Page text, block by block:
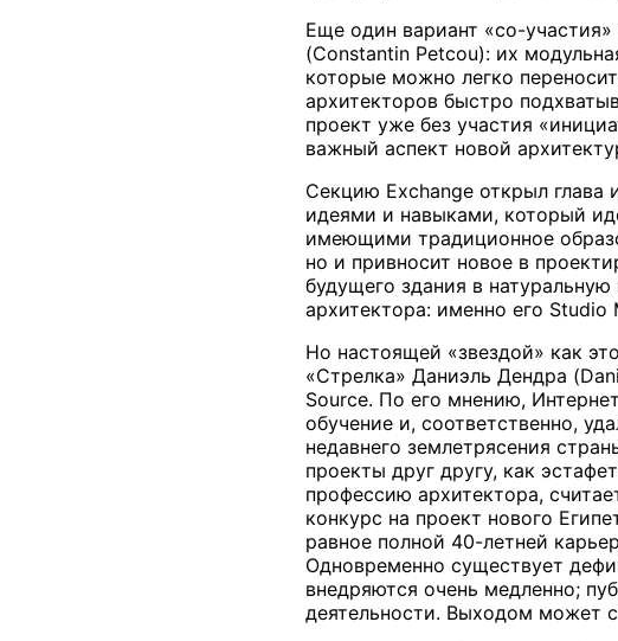
Еще один вариант «со-
(Constantin Petcou): их
которые можно легко
архитекторов быстро
проект уже без участия
важный аспект новой
Секцию Exchange открыл
идеями и навыками, который
имеющими традиционное
но и привносит новое в
будущего здания в
архитектора: именно его
Но настоящей «звездой» как
«Стрелка» Даниэль Дендра
Source. По его мнению,
обучение и, соответственно,
недавнего землетрясения
проекты друг другу, как
профессию архитектора,
конкурс на проект нового
равное полной 40-летней
Одновременно существует
внедряются очень медленно;
деятельности. Выходом может